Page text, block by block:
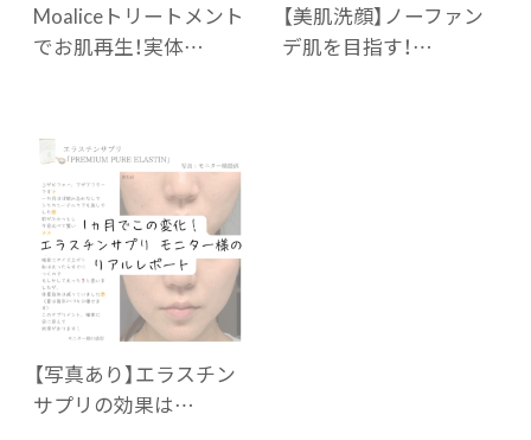
Moaliceトリートメント
でお肌再生！実体…
【美肌洗顔】ノーファン
デ肌を目指す！…
【写真あり】エラスチン
サプリの効果は…